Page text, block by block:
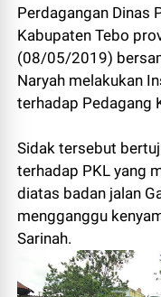
Perdagangan Dinas
Kabupaten Tebo
(08/05/2019)
Naryah melakukan
terhadap Pedagang
Sidak tersebut
terhadap PKL yang
diatas badan jalan
mengganggu
Sarinah.